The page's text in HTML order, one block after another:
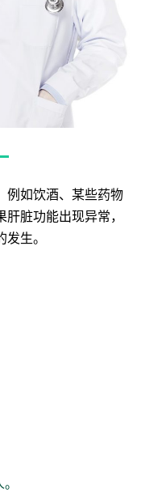
例如饮酒、某些药物
脏功能出现异常，
生。